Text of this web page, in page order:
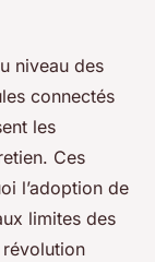
niveau des
connectés
les
Ces
l’adoption de
limites des